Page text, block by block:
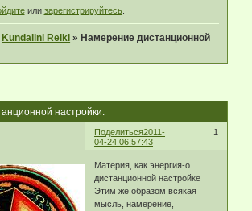
или зарегистрируйтесь.
Kundalini Reiki » Намeрение дистанционной
настройки.
Поделиться 1
2011-
04-24 06:57:43
Материя, как энергия-о
дистанционной настройке
Этим же образом всякая
мысль, намерение,